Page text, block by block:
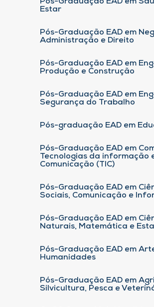
Estar
Pós-Graduação EAD em
Administração e Direito
Pós-Graduação EAD em
Produção e Construção
Pós-Graduação EAD em
Segurança do Trabalho
Pós-graduação EAD em
Pós-Graduação EAD em
Tecnologias da informação
Comunicação (TIC)
Pós-Graduação EAD em
Sociais, Comunicação e
Pós-Graduação EAD em
Naturais, Matemática e
Pós-Graduação EAD em
Humanidades
Pós-Graduação EAD em
Silvicultura, Pesca e